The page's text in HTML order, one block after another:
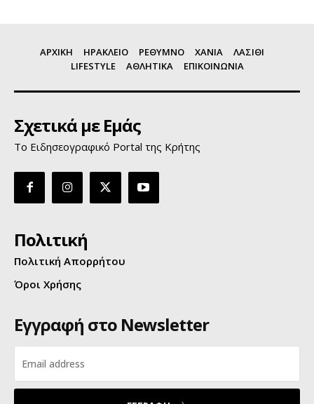
ΑΡΧΙΚΗ ΗΡΑΚΛΕΙΟ ΡΕΘΥΜΝΟ ΧΑΝΙΑ
ΛΑΣΙΘΙ
LIFESTYLE
ΑΘΛΗΤΙΚΑ ΕΠΙΚΟΙΝΩΝΙΑ
Σχετικά με Εμάς
Το Ειδησεογραφικό Portal της Κρήτης
Πολιτική
Πολιτική Απορρήτου
Όροι Χρήσης
Εγγραφή στο Newsletter